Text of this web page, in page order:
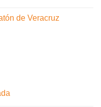
de Veracruz